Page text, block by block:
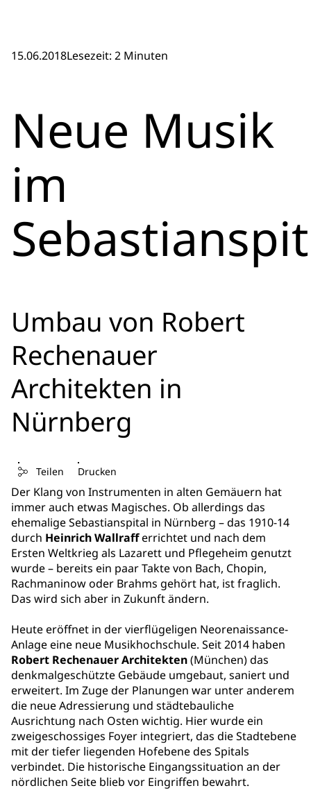
15.06.2018Lesezeit: 2 Minuten
Neue Musik
im
Umbau von Robert
Rechenauer
Architekten in
Nürnberg
Teilen Drucken
Der Klang von Instrumenten in alten Gemäuern hat
immer auch etwas Magisches. Ob allerdings das
ehemalige Sebastianspital in Nürnberg – das 1910-14
durch Heinrich Wallrafferrichtet und nach dem
Ersten Weltkrieg als Lazarett und Pflegeheim genutzt
wurde – bereits ein paar Takte von Bach, Chopin,
Rachmaninow oder Brahms gehört hat, ist fraglich.
Das wird sich aber in Zukunft ändern.
Heute eröffnet in der vierflügeligen Neorenaissance-
Anlage eine neue Musikhochschule. Seit 2014 haben
Robert Rechenauer Architekten(München) das
denkmalgeschützte Gebäude umgebaut, saniert und
erweitert. Im Zuge der Planungen war unter anderem
die neue Adressierung und städtebauliche
Ausrichtung nach Osten wichtig. Hier wurde ein
zweigeschossiges Foyer integriert, das die Stadtebene
mit der tiefer liegenden Hofebene des Spitals
verbindet. Die historische Eingangssituation an der
nördlichen Seite blieb vor Eingriffen bewahrt.